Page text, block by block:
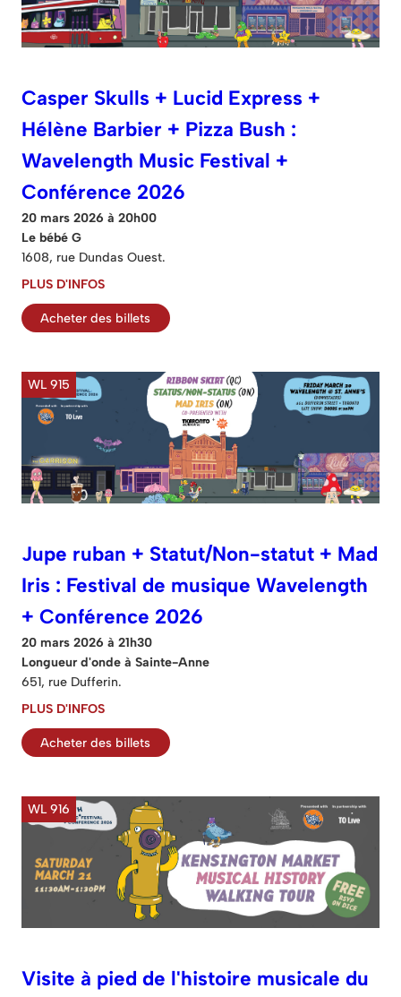
Casper Skulls + Lucid Express +
Hélène Barbier + Pizza Bush :
Wavelength Music Festival +
Conférence 2026
20 mars 2026 à 20h00
Le bébé G
1608, rue Dundas Ouest.
PLUS D'INFOS
Acheter des billets
WL 915
Jupe ruban + Statut/Non-statut + Mad
Iris : Festival de musique Wavelength
+ Conférence 2026
20 mars 2026 à 21h30
Longueur d'onde à Sainte-Anne
651, rue Dufferin.
PLUS D'INFOS
Acheter des billets
WL 916
Visite à pied de l'histoire musicale du